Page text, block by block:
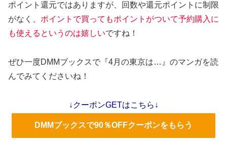
ポイント還元ではありますが、回数や還元ポイントに制限
がなく、 ポイントで買ってもポイントがついて予約購入に
も使えるというのは嬉しいですね！
ぜひ一度DMMブックスで『4月の東京は…』のマンガを読
んでみてくださいね！
↓クーポンGETはこちら↓
DMMブックスで90％OFFクーポンをもらう